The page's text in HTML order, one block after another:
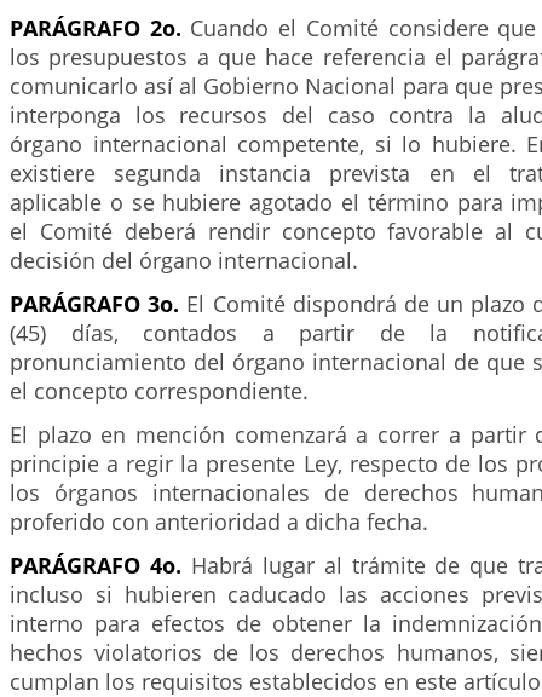
PARÁGRAFO 2o. Cuando el Comité considere
los presupuestos a que hace referencia el
comunicarlo así al Gobierno Nacional para que
interponga los recursos del caso contra la
órgano internacional competente, si lo hubiere.
existiere segunda instancia prevista en el
aplicable o se hubiere agotado el término para
el Comité deberá rendir concepto favorable al
decisión del órgano internacional.
PARÁGRAFO 3o. El Comité dispondrá de un plazo
(45) días, contados a partir de la
pronunciamiento del órgano internacional de que
el concepto correspondiente.
El plazo en mención comenzará a correr a partir
principie a regir la presente Ley, respecto de los
los órganos internacionales de derechos
proferido con anterioridad a dicha fecha.
PARÁGRAFO 4o. Habrá lugar al trámite de que
incluso si hubieren caducado las acciones
interno para efectos de obtener la
hechos violatorios de los derechos humanos,
cumplan los requisitos establecidos en este